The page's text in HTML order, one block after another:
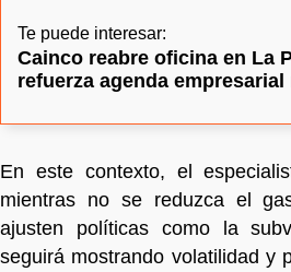
Te puede interesar:
Cainco reabre oficina en La
refuerza agenda empresarial
En este contexto, el
mientras no se reduzca el
ajusten políticas como la
seguirá mostrando volatilidad y